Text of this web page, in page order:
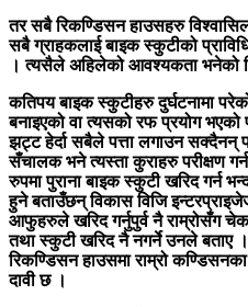
तर सबै रिकण्डिसन हाउसहरु
सबै ग्राहकलाई बाइक स्कुटीको
। त्यसैले अहिलेको आवश्यकता भनेको
कतिपय बाइक स्कुटीहरु दुर्घटनामा
बनाइएको वा त्यसको रफ प्रयोग
झट्ट हेर्दा सबैले पत्ता लगाउन सक्दैनन्
सँचालक भने त्यस्ता कुराहरु परीक्षण
रुपमा पुराना बाइक स्कुटी खरिद गर्न
हुने बताउँछन् विकास विजि
आफुहरुले खरिद गर्नुपुर्व नै राम्रोसँग
तथा स्कुटी खरिद नै नगर्ने उनले
रिकण्डिसन हाउसमा राम्रो
दावी छ ।